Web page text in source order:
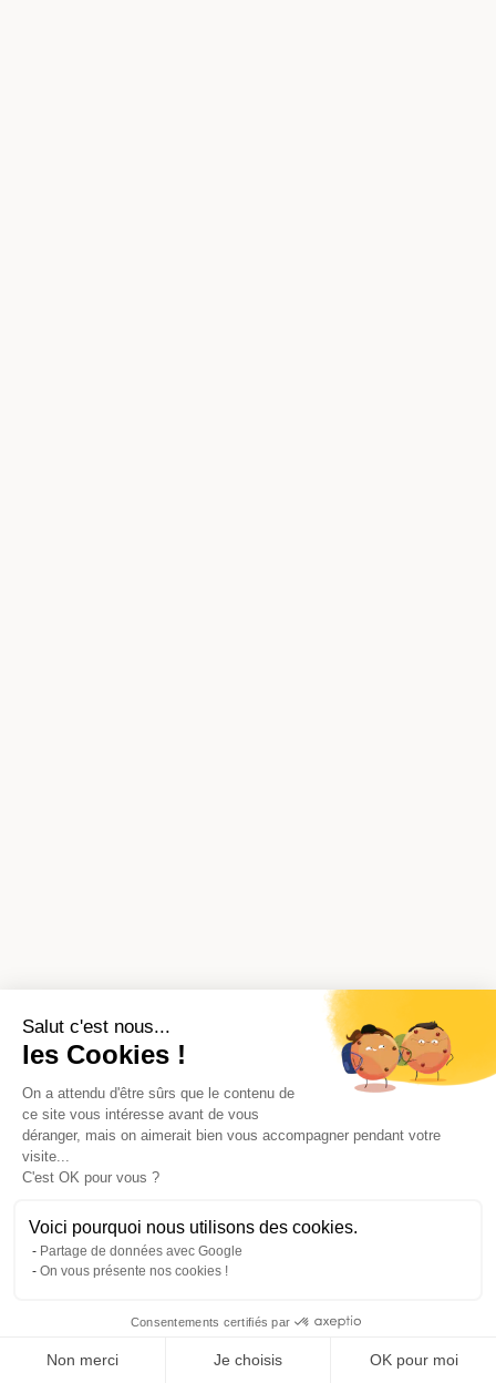
Salut c'est nous...
les Cookies !
On a attendu d'être sûrs que le contenu de
ce site vous intéresse avant de vous
déranger, mais on aimerait bien vous accompagner pendant votre
visite...
C'est OK pour vous ?
Voici pourquoi nous utilisons des cookies.
Partage de données avec Google
On vous présente nos cookies !
Consentements certifiés par
Non merci Je choisis OK pour moi